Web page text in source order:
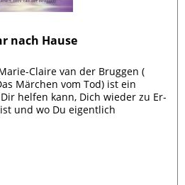
nach Hause
Claire van der Bruggen (
Märchen vom Tod) ist ein
helfen kann, Dich wieder zu Er-
und wo Du eigentlich